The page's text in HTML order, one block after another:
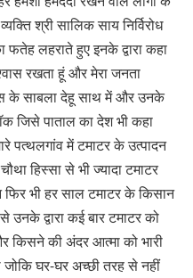
श्री सालिक साय निर्विरोध
फतेह लहराते हुए इनके द्वारा कहा
रखता हूं और मेरा जनता
के साबला देहू साथ में और उनके
जिसे पाताल का देश भी कहा
पत्थलगांव में टमाटर के उत्पादन
हिस्सा से भी ज्यादा टमाटर
भी हर साल टमाटर के किसान
उनके द्वारा कई बार टमाटर को
किसने की अंदर आत्मा को भारी
घर-घर अच्छी तरह से नहीं